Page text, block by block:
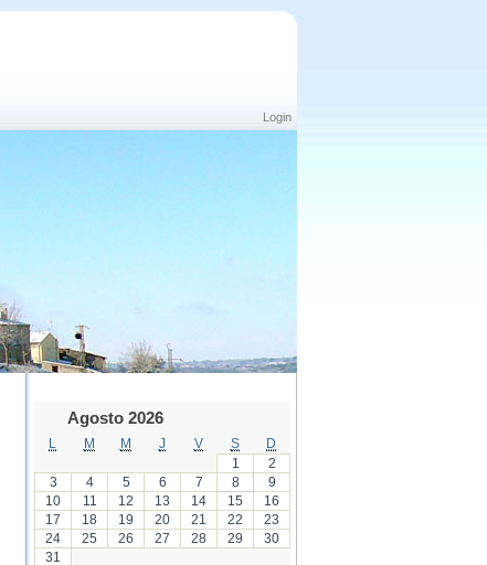
Login
Agosto 2026
M M J V S
D
1
2
3
4 5 6 7 8
9
10
11 12 13 14 15
16
17
18 19 20 21 22
23
24
25 26 27 28 29
30
31